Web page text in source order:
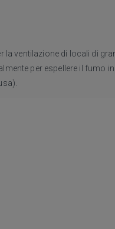
la ventilazione di locali di
per espellere il fumo